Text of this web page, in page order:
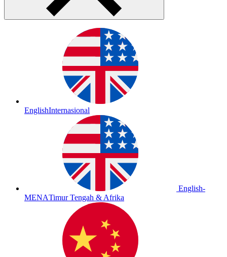
EnglishInternasional
English-
MENATimur Tengah & Afrika